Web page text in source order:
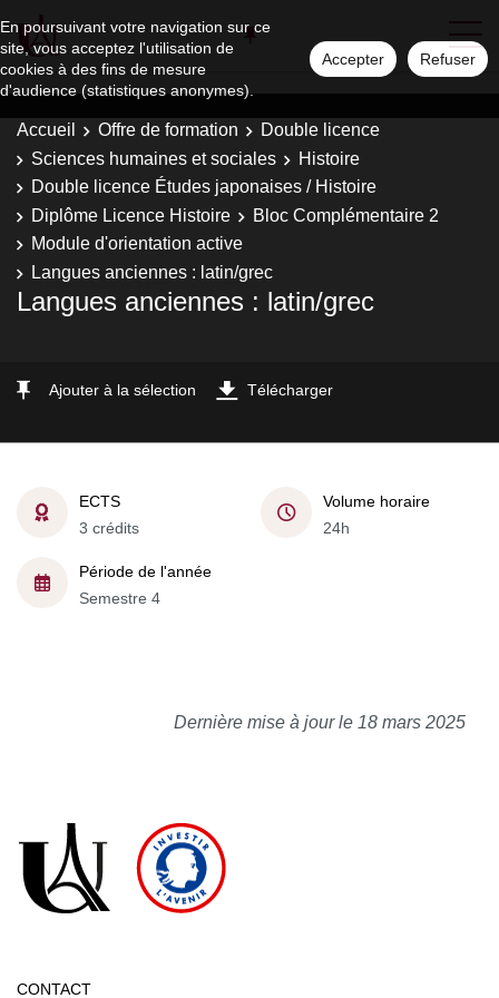
En poursuivant votre navigation sur ce
site, vous acceptez l'utilisation de
cookies à des fins de mesure
d'audience (statistiques anonymes).
Accepter Refuser
Accueil Offre de formation
Double licence
Sciences humaines et sociales
Histoire
Double licence Études japonaises / Histoire
Diplôme Licence Histoire
Bloc Complémentaire 2
Module d'orientation active
Langues anciennes : latin/grec
Langues anciennes : latin/grec
Ajouter à la sélection Télécharger
ECTS
3 crédits
Volume horaire
24h
Période de l'année
Semestre 4
Dernière mise à jour le 18 mars 2025
CONTACT